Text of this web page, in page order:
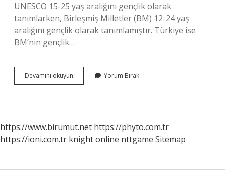
UNESCO 15-25 yaş aralığını gençlik olarak
tanımlarken, Birleşmiş Milletler (BM) 12-24 yaş
aralığını gençlik olarak tanımlamıştır. Türkiye ise
BM’nin gençlik…
Devamını okuyun
Yaş
Yorum Bırak
https://www.birumut.net https://phyto.com.tr
https://ioni.com.tr knight online nttgame Sitemap